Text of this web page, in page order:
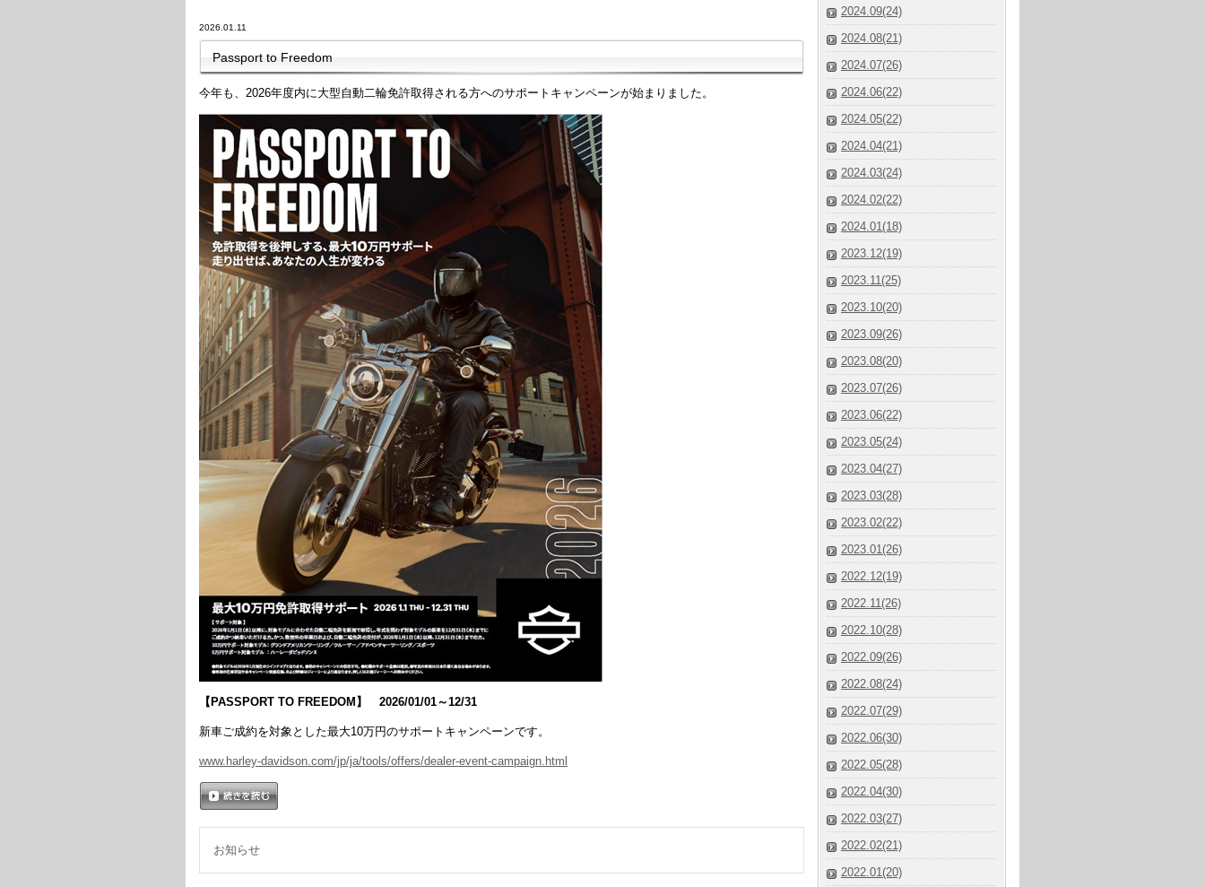
2026.01.11
Passport to Freedom
今年も、2026年度内に大型自動二輪免許取得される方へのサポートキャンペーンが始まりました。
【PASSPORT TO FREEDOM】 2026/01/01～12/31
新車ご成約を対象とした最大10万円のサポートキャンペーンです。
www.harley-davidson.com/jp/ja/tools/offers/dealer-event-campaign.html
お知らせ
2024.09(24)
2024.08(21)
2024.07(26)
2024.06(22)
2024.05(22)
2024.04(21)
2024.03(24)
2024.02(22)
2024.01(18)
2023.12(19)
2023.11(25)
2023.10(20)
2023.09(26)
2023.08(20)
2023.07(26)
2023.06(22)
2023.05(24)
2023.04(27)
2023.03(28)
2023.02(22)
2023.01(26)
2022.12(19)
2022.11(26)
2022.10(28)
2022.09(26)
2022.08(24)
2022.07(29)
2022.06(30)
2022.05(28)
2022.04(30)
2022.03(27)
2022.02(21)
2022.01(20)